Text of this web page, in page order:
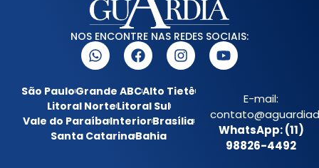
NOS ENCONTRE NAS REDES SOCIAIS:
São PauloGrande ABCAlto Tietê
Litoral NorteLitoral Sul
Vale do ParaíbaInteriorBrasília
Santa CatarinaBahia
E-mail:
WhatsApp: (11)
98826-4492